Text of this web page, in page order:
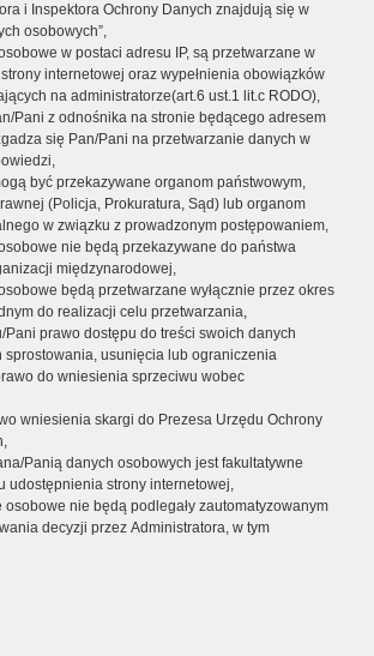
i Inspektora Ochrony Danych znajdują się w
osobowych”,
w postaci adresu IP, są przetwarzane w
internetowej oraz wypełnienia obowiązków
na administratorze(art.6 ust.1 lit.c RODO),
Pani z odnośnika na stronie będącego adresem
się Pan/Pani na przetwarzanie danych w
być przekazywane organom państwowym,
(Policja, Prokuratura, Sąd) lub organom
w związku z prowadzonym postępowaniem,
nie będą przekazywane do państwa
międzynarodowej,
będą przetwarzane wyłącznie przez okres
do realizacji celu przetwarzania,
Pani prawo dostępu do treści swoich danych
sprostowania, usunięcia lub ograniczenia
do wniesienia sprzeciwu wobec
wniesienia skargi do Prezesa Urzędu Ochrony
Panią danych osobowych jest fakultatywne
udostępnienia strony internetowej,
osobowe nie będą podlegały zautomatyzowanym
decyzji przez Administratora, w tym